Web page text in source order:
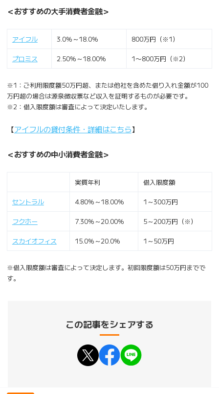
＜おすすめの大手消費者金融＞
アイフル 3.0％～18.0％ 800万円（※1）
プロミス 2.50％～18.00％ 1〜800万円（※2）
※1：ご利用限度額50万円超、または他社を含めた借り入れ金額が100
万円超の場合は源泉徴収票など収入を証明するものが必要です。
※2：借入限度額は審査によって決定いたします。
【アイフルの貸付条件・詳細はこちら】
＜おすすめの中小消費者金融＞
実質年利 借入限度額
セントラル 4.80％～18.00％ 1～300万円
フクホー 7.30％～20.00％ 5～200万円（※）
スカイオフィス 15.0％～20.0％ 1～50万円
※借入限度額は審査によって決定します。初回限度額は50万円までで
す。
この記事をシェアする